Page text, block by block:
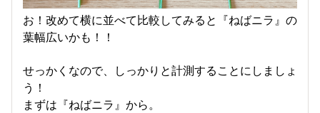
お！改めて横に並べて比較してみると『ねばニラ』の
葉幅広いかも！！
せっかくなので、しっかりと計測することにしましょ
う！
まずは『ねばニラ』から。